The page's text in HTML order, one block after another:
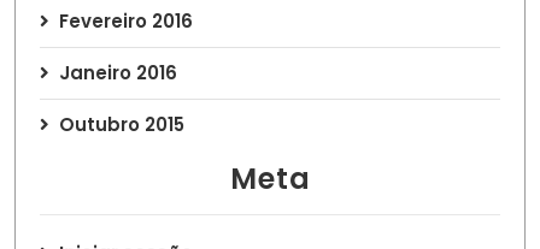
Fevereiro 2016
Janeiro 2016
Outubro 2015
Meta